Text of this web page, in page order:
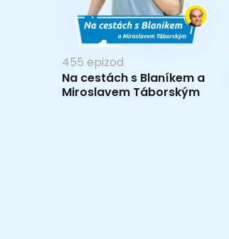
455 epizod
Na cestách s Blaníkem a
Miroslavem Táborským